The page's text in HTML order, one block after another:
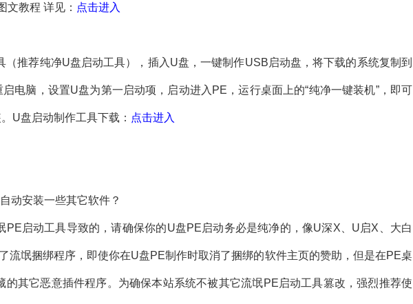
教程 详见： 点击进入
荐纯净U盘启动工具），插入U盘，一键制作USB启动盘，将下载的系统复制到
电脑，设置U盘为第一启动项，启动进入PE，运行桌面上的“纯净一键装机”，即可
U盘启动制作工具下载： 点击进入
动安装一些其它软件？
启动工具导致的，请确保你的U盘PE启动务必是纯净的，像U深X、U启X、大白
流氓捆绑程序，即使你在U盘PE制作时取消了捆绑的软件主页的赞助，但是在PE桌
的其它恶意插件程序。为确保本站系统不被其它流氓PE启动工具篡改，强烈推荐使